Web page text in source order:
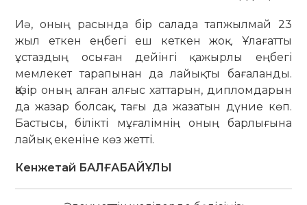
Иә, оның расында бір салада тапжылмай 23
жыл еткен еңбегі еш кеткен жоқ. Ұлағатты
ұстаздың осыған дейінгі қажырлы еңбегі
мемлекет тарапынан да лайықты бағаланды.
Қазір оның алған алғыс хаттарын, дипломдарын
да жазар болсақ, тағы да жазатын дүние көп.
Бастысы, білікті мұғалімнің оның барлығына
лайық екеніне көз жетті.
Кенжетай БАЛҒАБАЙҰЛЫ